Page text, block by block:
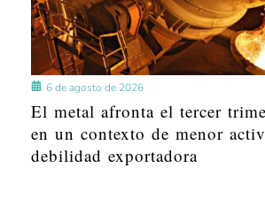
6 de agosto de 2026
El metal afronta el tercer
en un contexto de menor
debilidad exportadora